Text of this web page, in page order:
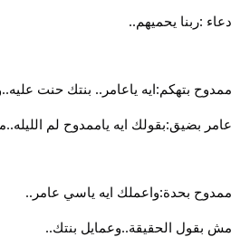
دعاء :ربنا يحميهم..
ممدوح بتهكم:ايه ياعامر.. بنتك حنت
عامر بضيق:بقولك ايه ياممدوح لم
ممدوح بحدة:واعملك ايه ياسي عامر..
مش بقول الحقيقة..وعمايل بنتك..